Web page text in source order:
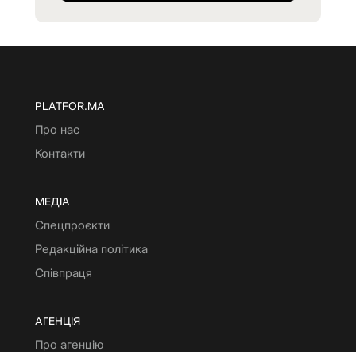
PLATFOR.MA
Про нас
Контакти
МЕДІА
Спецпроєкти
Редакційна політика
Співпраця
АГЕНЦІЯ
Про агенцію